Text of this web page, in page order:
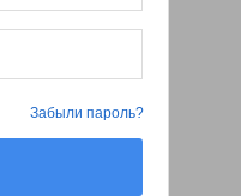
Забыли пароль?